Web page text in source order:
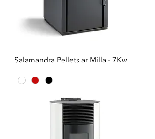
Salamandra Pellets ar Milla - 7Kw